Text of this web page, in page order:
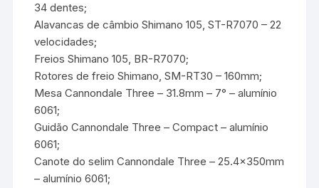
34 dentes;
Alavancas de câmbio Shimano 105, ST-R7070 – 22
velocidades;
Freios Shimano 105, BR-R7070;
Rotores de freio Shimano, SM-RT30 – 160mm;
Mesa Cannondale Three – 31.8mm – 7° – alumínio
6061;
Guidão Cannondale Three – Compact – alumínio
6061;
Canote do selim Cannondale Three – 25.4x350mm
– alumínio 6061;